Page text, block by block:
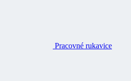
Pracovné rukavice